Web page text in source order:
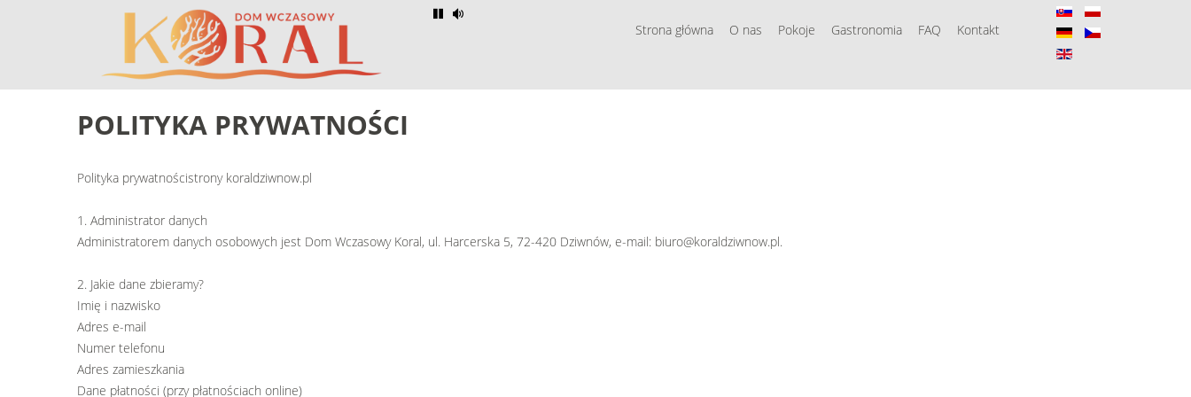
Strona główna O nas Pokoje Gastronomia FAQ Kontakt
POLITYKA PRYWATNOŚCI
Polityka prywatnościstrony koraldziwnow.pl
1. Administrator danych
Administratorem danych osobowych jest Dom Wczasowy Koral, ul. Harcerska 5, 72-420 Dziwnów, e-mail: biuro@koraldziwnow.pl.
2. Jakie dane zbieramy?
Imię i nazwisko
Adres e-mail
Numer telefonu
Adres zamieszkania
Dane płatności (przy płatnościach online)